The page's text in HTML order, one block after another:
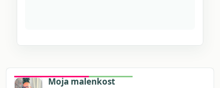
Moja malenkost